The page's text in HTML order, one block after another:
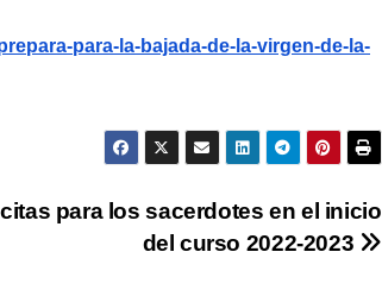
para-la-bajada-de-la-virgen-de-la-
para los sacerdotes en el inicio
del curso 2022-2023